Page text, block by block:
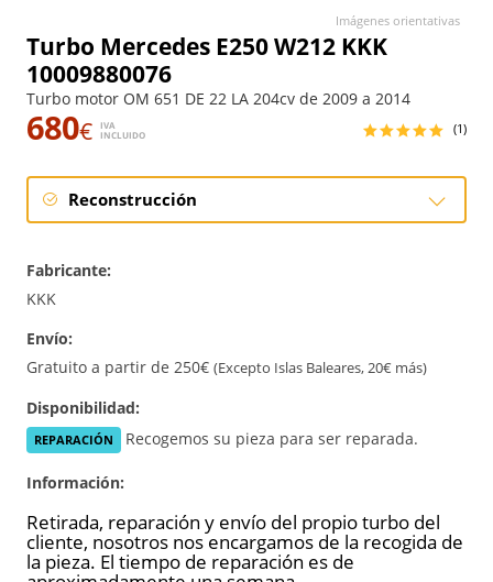
Turbo Mercedes E250 W212 KKK
10009880076
Turbo motor OM 651 DE 22 LA 204cv de 2009 a 2014
680€
IVA
INCLUIDO
(1)
Reconstrucción
Fabricante:
KKK
Envío:
Gratuito a partir de 250€ (Excepto Islas Baleares, 20€ más)
Disponibilidad:
REPARACIÓN Recogemos su pieza para ser reparada.
Información:
Retirada, reparación y envío del propio turbo del
cliente, nosotros nos encargamos de la recogida de
la pieza. El tiempo de reparación es de
Imágenes orientativas